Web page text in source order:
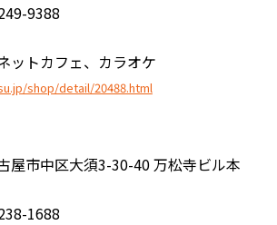
9388
ットカフェ、カラオケ
shop/detail/20488.html
屋市中区大須3-30-40 万松寺ビル本
1688